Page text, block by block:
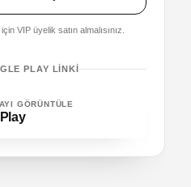
VIP üyelik satın almalısınız.
PLAY LINKI
GÖRÜNTÜLE